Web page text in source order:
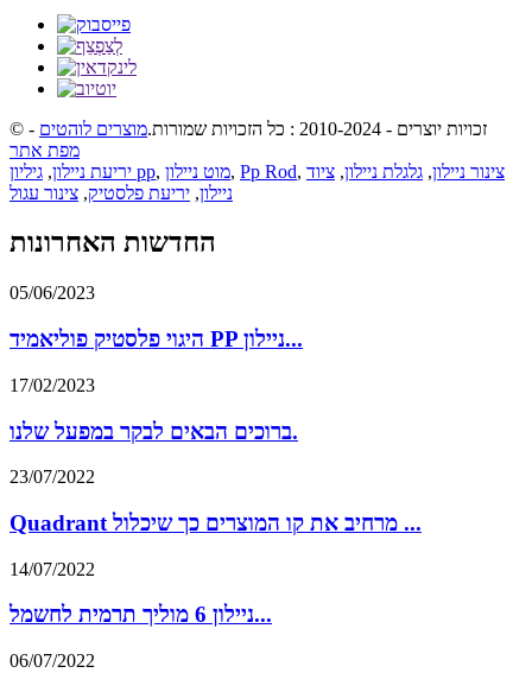
© זכויות יוצרים - 2010-2024 : כל הזכויות שמורות. מוצרים לוהטים -
מפת אתר
יריעת ניילון, גיליון pp, מוט ניילון, Pp Rod, צינור ניילון, גלגלת ניילון, ציוד
ניילון, יריעת פלסטיק, צינור עגול
החדשות האחרונות
05/06/2023
היגוי פלסטיק פוליאמיד PP ניילון...
17/02/2023
ברוכים הבאים לבקר במפעל שלנו.
23/07/2022
Quadrant מרחיב את קו המוצרים כך שיכלול ...
14/07/2022
ניילון 6 מוליך תרמית לחשמל...
06/07/2022